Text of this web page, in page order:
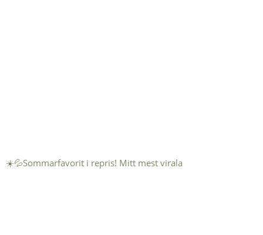
☀️💦Sommarfavorit i repris! Mitt mest virala